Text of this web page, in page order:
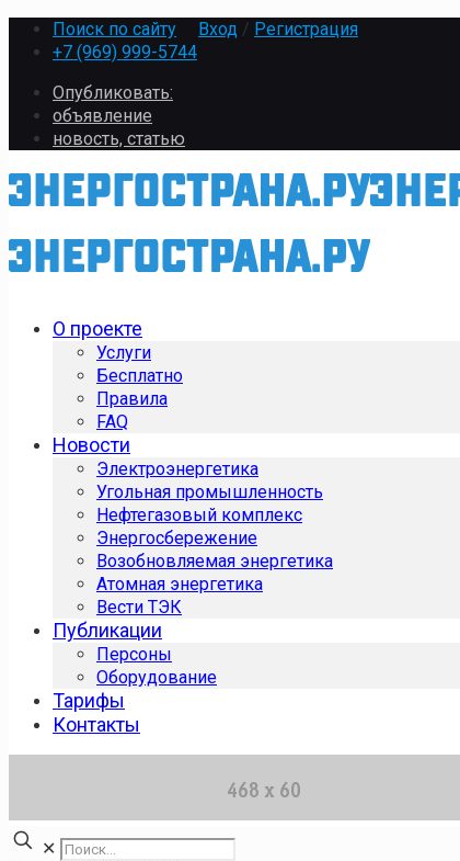
Поиск по сайту Вход / Регистрация
+7 (969) 999-5744
Опубликовать:
объявление
новость, статью
О проекте
Услуги
Бесплатно
Правила
FAQ
Новости
Электроэнергетика
Угольная промышленность
Нефтегазовый комплекс
Энергосбережение
Возобновляемая энергетика
Атомная энергетика
Вести ТЭК
Публикации
Персоны
Оборудование
Тарифы
Контакты
✕